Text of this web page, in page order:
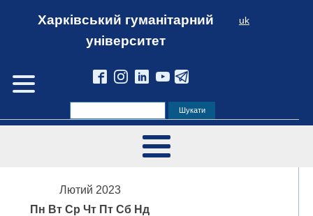
Харківський гуманітарний
університет
uk
Лютий 2023
Пн Вт Ср Чт Пт Сб Нд